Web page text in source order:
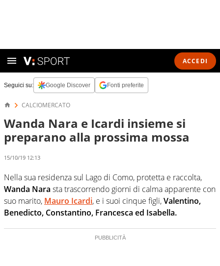
ACCEDI
Seguici su: Google Discover Fonti preferite
CALCIOMERCATO
Wanda Nara e Icardi insieme si
preparano alla prossima mossa
15/10/19 12:13
Nella sua residenza sul Lago di Como, protetta e raccolta,
Wanda Nara sta trascorrendo giorni di calma apparente con
suo marito, Mauro Icardi, e i suoi cinque figli,Valentino,
Benedicto, Constantino, Francesca ed Isabella.